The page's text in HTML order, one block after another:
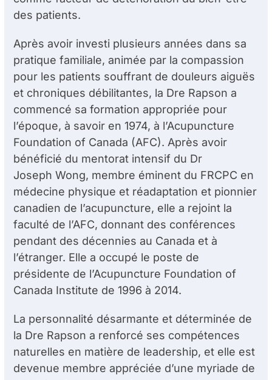
des patients.
Après avoir investi plusieurs années dans sa
pratique familiale, animée par la compassion
pour les patients souffrant de douleurs aiguës
et chroniques débilitantes, la Dre Rapson a
commencé sa formation appropriée pour
l’époque, à savoir en 1974, à l’Acupuncture
Foundation of Canada (AFC). Après avoir
bénéficié du mentorat intensif du Dr
Joseph Wong, membre éminent du FRCPC en
médecine physique et réadaptation et pionnier
canadien de l’acupuncture, elle a rejoint la
faculté de l’AFC, donnant des conférences
pendant des décennies au Canada et à
l’étranger. Elle a occupé le poste de
présidente de l’Acupuncture Foundation of
Canada Institute de 1996 à 2014.
La personnalité désarmante et déterminée de
la Dre Rapson a renforcé ses compétences
naturelles en matière de leadership, et elle est
devenue membre appréciée d’une myriade de